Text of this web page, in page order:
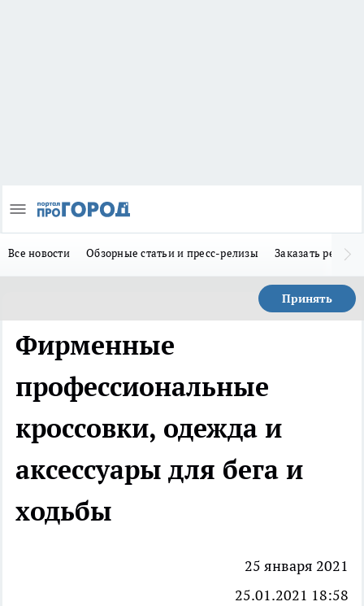
Все новости Обзорные статьи и пресс-релизы Заказать
Принять
Фирменные
профессиональные
кроссовки, одежда и
аксессуары для бега и
ходьбы
25 января 2021
25.01.2021 18:58